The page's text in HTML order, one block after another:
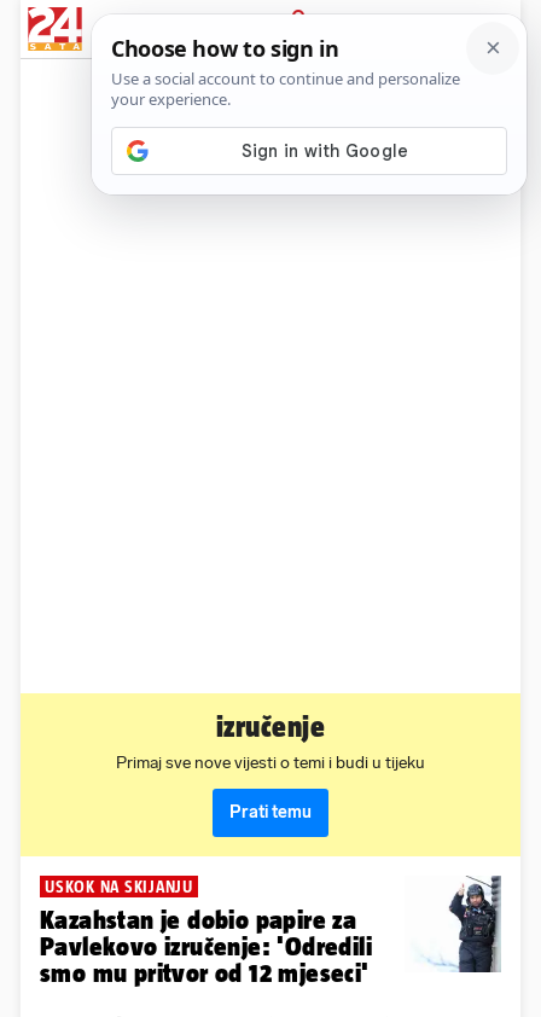
PRIJAVA
News
izručenje
Primaj sve nove vijesti o temi i budi u tijeku
Prati temu
USKOK NA SKIJANJU
Kazahstan je dobio papire za
Pavlekovo izručenje: 'Odredili
smo mu pritvor od 12 mjeseci'